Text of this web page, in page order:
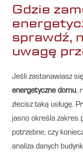
Gdzie
sprawdź,
uwagę
Jeśli zastanawiasz
energetyczne domu,
zlecisz taką usługę.
jasno określa zakres
potrzebne, czy
analiza danych